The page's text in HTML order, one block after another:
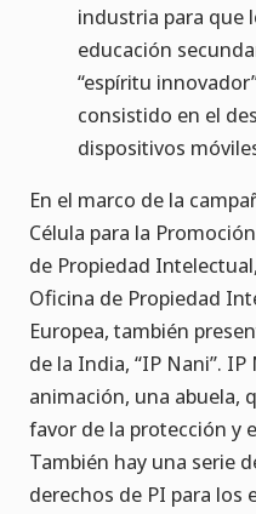
industria para que
educación
“espíritu
consistido en el
dispositivos
En el marco de la
Célula para la
de Propiedad
Oficina de Propiedad
Europea, también
de la India, “IP Nani”.
animación, una abuela,
favor de la protección y
También hay una serie
derechos de PI para los